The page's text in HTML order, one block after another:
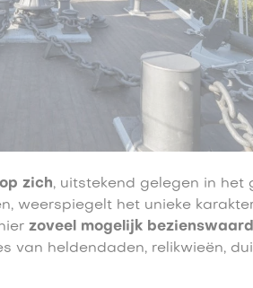
zich, uitstekend gelegen in het
weerspiegelt het unieke
zoveel mogelijk
van heldendaden, relikwieën,